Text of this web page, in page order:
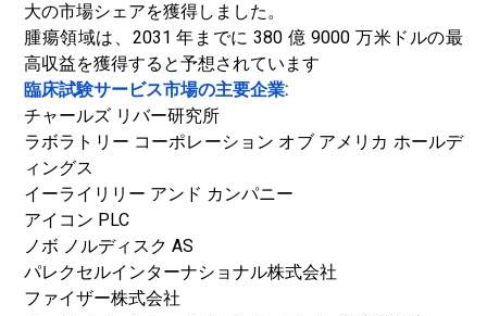
大の市場シェアを獲得しました。
腫瘍領域は、2031 年までに 380 億 9000 万米ドルの最
高収益を獲得すると予想されています
臨床試験サービス市場の主要企業:
チャールズ リバー研究所
ラボラトリー コーポレーション オブ アメリカ ホールデ
ィングス
イーライリリー アンド カンパニー
アイコン PLC
ノボ ノルディスク AS
パレクセルインターナショナル株式会社
ファイザー株式会社